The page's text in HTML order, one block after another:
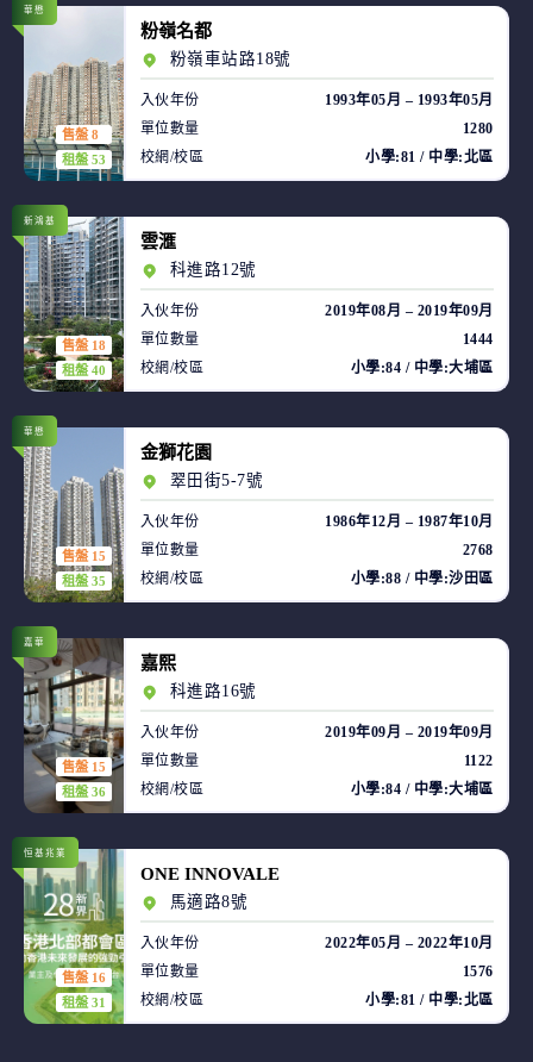
售盤 8
租盤 53
華懋
粉嶺名都
粉嶺車站路18號
入伙年份
1993年05月 – 1993年05月
單位數量
1280
校網/校區
小學:81 / 中學:北區
售盤 18
租盤 40
新鴻基
雲滙
科進路12號
入伙年份
2019年08月 – 2019年09月
單位數量
1444
校網/校區
小學:84 / 中學:大埔區
售盤 15
租盤 35
華懋
金獅花園
翠田街5-7號
入伙年份
1986年12月 – 1987年10月
單位數量
2768
校網/校區
小學:88 / 中學:沙田區
售盤 15
租盤 36
嘉華
嘉熙
科進路16號
入伙年份
2019年09月 – 2019年09月
單位數量
1122
校網/校區
小學:84 / 中學:大埔區
售盤 16
租盤 31
恒基兆業
ONE INNOVALE
馬適路8號
入伙年份
2022年05月 – 2022年10月
單位數量
1576
校網/校區
小學:81 / 中學:北區